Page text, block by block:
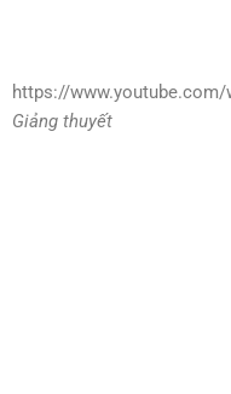
https://www.youtube.com/
Giảng thuyết